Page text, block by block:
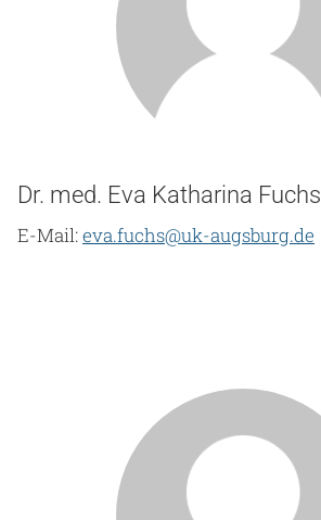
Dr. med. Eva Katharina Fuchs
E-Mail:eva.fuchs@uk-augsburg.de